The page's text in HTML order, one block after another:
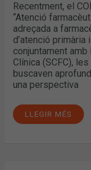
Recentment, el
“Atenció
adreçada a
d’atenció primària
conjuntament amb
Clínica (SCFC),
buscaven
una perspectiva
LLEGIR MÉS